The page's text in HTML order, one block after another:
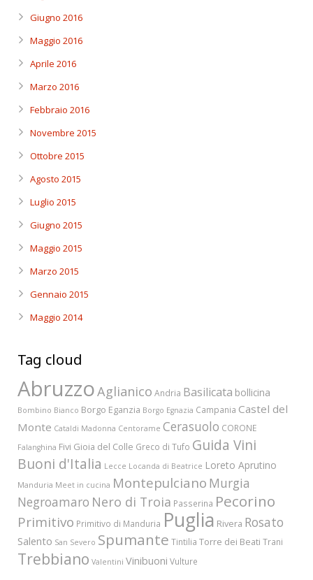
Giugno 2016
Maggio 2016
Aprile 2016
Marzo 2016
Febbraio 2016
Novembre 2015
Ottobre 2015
Agosto 2015
Luglio 2015
Giugno 2015
Maggio 2015
Marzo 2015
Gennaio 2015
Maggio 2014
Tag cloud
AbruzzoAglianico Andria Basilicata bollicina
Bombino Bianco Borgo Eganzia Borgo Egnazia Campania Castel del
Monte Cataldi Madonna Centorame Cerasuolo CORONE
Falanghina Fivi Gioia del Colle Greco di Tufo Guida Vini
Buoni d'Italia Lecce Locanda di Beatrice Loreto Aprutino
Manduria Meet in cucina Montepulciano Murgia
Negroamaro Nero di Troia Passerina Pecorino
Primitivo Primitivo di Manduria Puglia Rivera Rosato
Salento San Severo Spumante Tintilia Torre dei Beati Trani
Trebbiano Valentini Vinibuoni Vulture